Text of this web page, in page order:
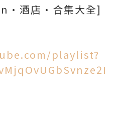
酒店•合集大全]
playlist?